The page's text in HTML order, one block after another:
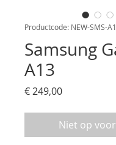
Productcode: NEW-SMS-
Samsung
A13
€ 249,00Prijs
Niet op